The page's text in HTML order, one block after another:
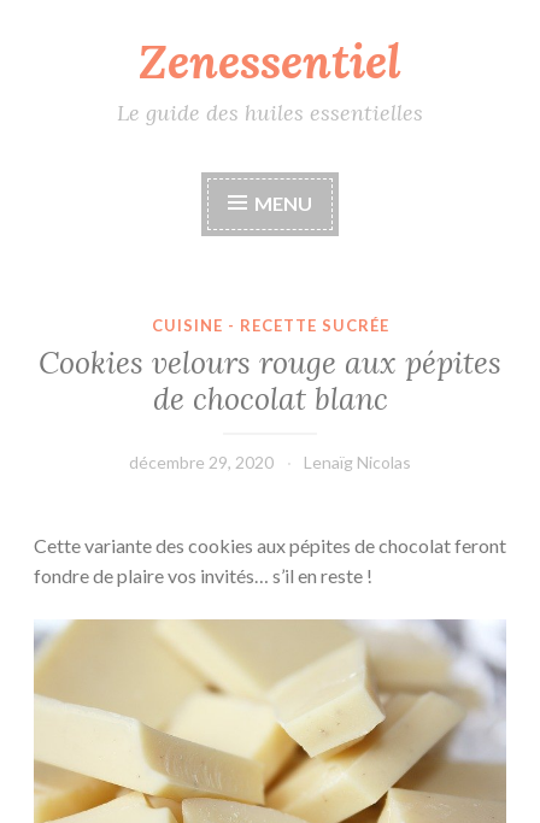
Zenessentiel
Le guide des huiles essentielles
MENU
CUISINE - RECETTE SUCRÉE
Cookies velours rouge aux pépites
de chocolat blanc
décembre 29, 2020 Lenaïg Nicolas
Cette variante des cookies aux pépites de chocolat feront
fondre de plaire vos invités… s’il en reste !